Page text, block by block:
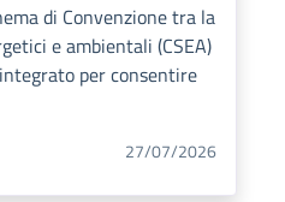
di Convenzione tra la
e ambientali (CSEA)
per consentire
27/07/2026